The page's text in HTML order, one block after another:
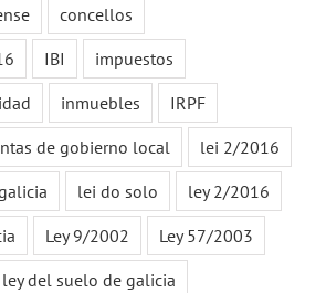
concellos
IBI
impuestos
inmuebles
IRPF
de gobierno local
lei 2/2016
lei do solo
ley 2/2016
Ley 9/2002
Ley 57/2003
ley del suelo de galicia